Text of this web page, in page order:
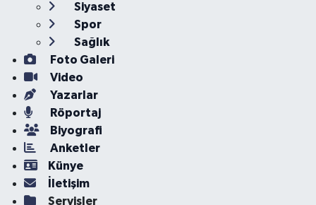
Siyaset
Spor
Sağlık
Foto Galeri
Video
Yazarlar
Röportaj
Biyografi
Anketler
Künye
İletişim
Servisler